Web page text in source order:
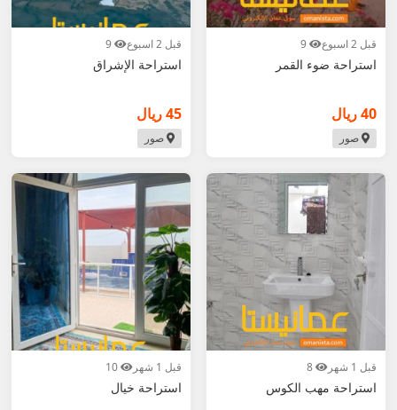
قبل 2 اسبوع
استراحة ضوء القمر
40 ريال
صور
قبل 2 اسبوع
استراحة الإشراق
45 ريال
صور
قبل 1 شهر
استراحة مهب الكوس
قبل 1 شهر
استراحة خيال